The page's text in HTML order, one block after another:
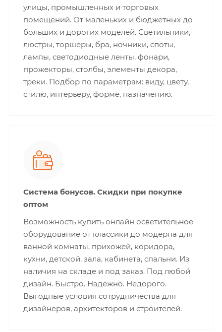
улицы, промышленных и торговых
помещений. От маленьких и бюджетных до
больших и дорогих моделей. Светильники,
люстры, торшеры, бра, ночники, споты,
лампы, светодиодные ленты, фонари,
прожекторы, столбы, элементы декора,
треки. Подбор по параметрам: виду, цвету,
стилю, интерьеру, форме, назначению.
Система бонусов. Скидки при покупке
оптом
Возможность купить онлайн осветительное
оборудование от классики до модерна для
ванной комнаты, прихожей, коридора,
кухни, детской, зала, кабинета, спальни. Из
наличия на складе и под заказ. Под любой
дизайн. Быстро. Надежно. Недорого.
Выгодные условия сотрудничества для
дизайнеров, архитекторов и строителей.